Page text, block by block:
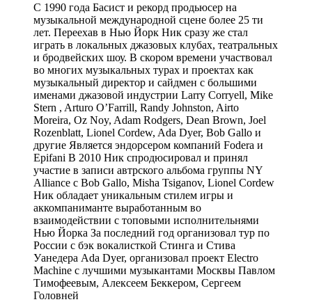
С 1990 года Басист и рекорд продьюсер на
музыкальной международной сцене более 25 ти
лет. Переехав в Нью Йорк Ник сразу же стал
играть в локальных джазовых клубах, театральных
и бродвейских шоу. В скором времени участвовал
во многих музыкальных турах и проектах как
музыкальный директор и сайдмен с большими
именами джазовой индустрии Larry Corryell, Mike
Stern , Arturo O’Farrill, Randy Johnston, Airto
Moreira, Oz Noy, Adam Rodgers, Dean Brown, Joel
Rozenblatt, Lionel Cordew, Ada Dyer, Bob Gallo и
другие Является эндорсером компаний Fodera и
Epifani В 2010 Ник спродюсировал и принял
участие в записи автрского альбома группы NY
Alliance c Bob Gallo, Misha Tsiganov, Lionel Cordew
Ник обладает уникальным стилем игры и
аккомпаниманте выработанным во
взаимодействии с топовыми исполнительнями
Нью Йорка За последний год организовал тур по
России с бэк вокалисткой Стинга и Стива
Уанедера Ada Dyer, организовал проект Electro
Machine с лучшими музыкантами Москвы Павлом
Тимофеевым, Алексеем Беккером, Сергеем
Головней